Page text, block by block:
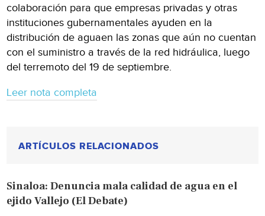
colaboración para que empresas privadas y otras
instituciones gubernamentales ayuden en la
distribución de aguaen las zonas que aún no cuentan
con el suministro a través de la red hidráulica, luego
del terremoto del 19 de septiembre.
Leer nota completa
ARTÍCULOS RELACIONADOS
Sinaloa: Denuncia mala calidad de agua en el
ejido Vallejo (El Debate)